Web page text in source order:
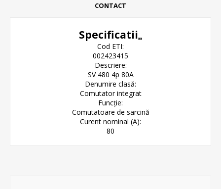
CONTACT
Specificatii
Cod ETI:
002423415
Descriere:
SV 480 4p 80A
Denumire clasă:
Comutator integrat
Funcție:
Comutatoare de sarcină
Curent nominal (A):
80